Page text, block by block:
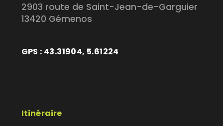
2903 route de Saint-Jean-de-Garguier
13420 Gémenos
GPS : 43.31904, 5.61224
Itinéraire